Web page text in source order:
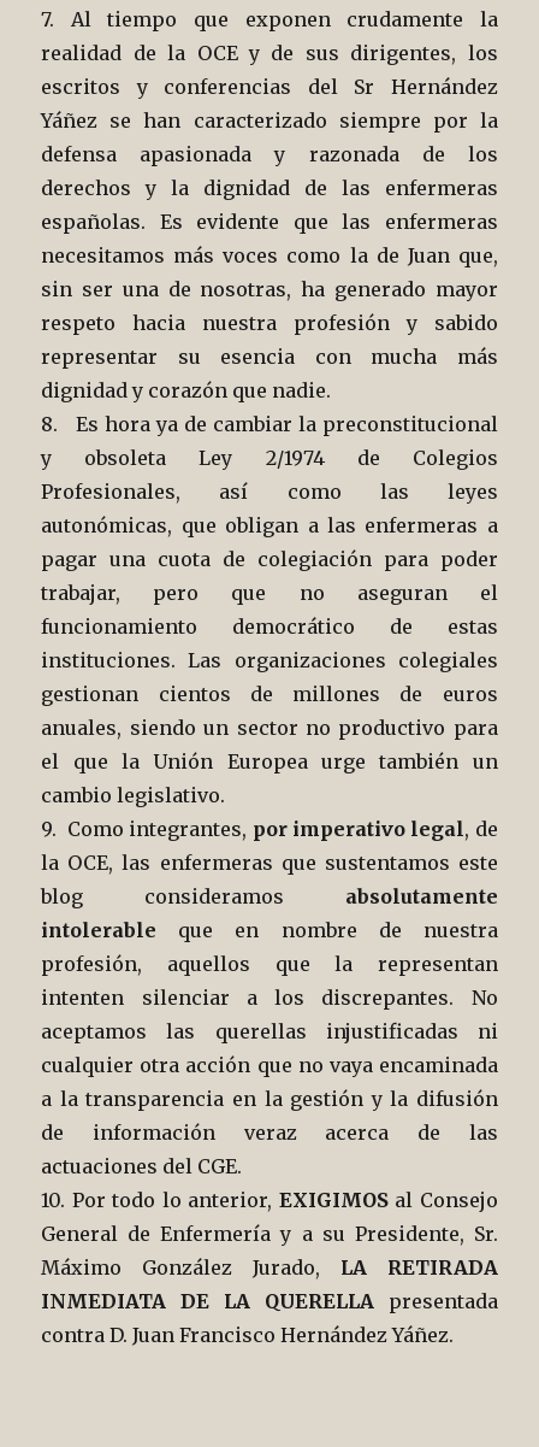
7. Al tiempo que exponen crudamente la
realidad de la OCE y de sus dirigentes, los
escritos y conferencias del Sr Hernández
Yáñez se han caracterizado siempre por la
defensa apasionada y razonada de los
derechos y la dignidad de las enfermeras
españolas. Es evidente que las enfermeras
necesitamos más voces como la de Juan que,
sin ser una de nosotras, ha generado mayor
respeto hacia nuestra profesión y sabido
representar su esencia con mucha más
dignidad y corazón que nadie.
8. Es hora ya de cambiar la preconstitucional
y obsoleta Ley 2/1974 de Colegios
Profesionales, así como las leyes
autonómicas, que obligan a las enfermeras a
pagar una cuota de colegiación para poder
trabajar, pero que no aseguran el
funcionamiento democrático de estas
instituciones. Las organizaciones colegiales
gestionan cientos de millones de euros
anuales, siendo un sector no productivo para
el que la Unión Europea urge también un
cambio legislativo.
9. Como integrantes, por imperativo legal, de
la OCE, las enfermeras que sustentamos este
blog consideramos absolutamente
intolerable que en nombre de nuestra
profesión, aquellos que la representan
intenten silenciar a los discrepantes. No
aceptamos las querellas injustificadas ni
cualquier otra acción que no vaya encaminada
a la transparencia en la gestión y la difusión
de información veraz acerca de las
actuaciones del CGE.
10. Por todo lo anterior, EXIGIMOSal Consejo
General de Enfermería y a su Presidente, Sr.
Máximo González Jurado, LA RETIRADA
INMEDIATA DE LA QUERELLA presentada
contra D. Juan Francisco Hernández Yáñez.